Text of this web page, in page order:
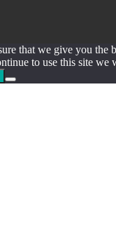
that we give you the
to use this site we